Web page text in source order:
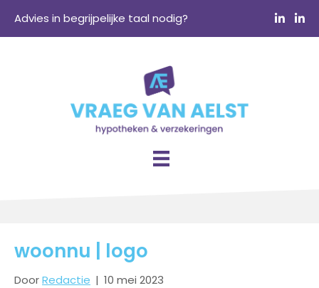
Advies in begrijpelijke taal nodig?
woonnu | logo
DoorRedactie | 10 mei 2023